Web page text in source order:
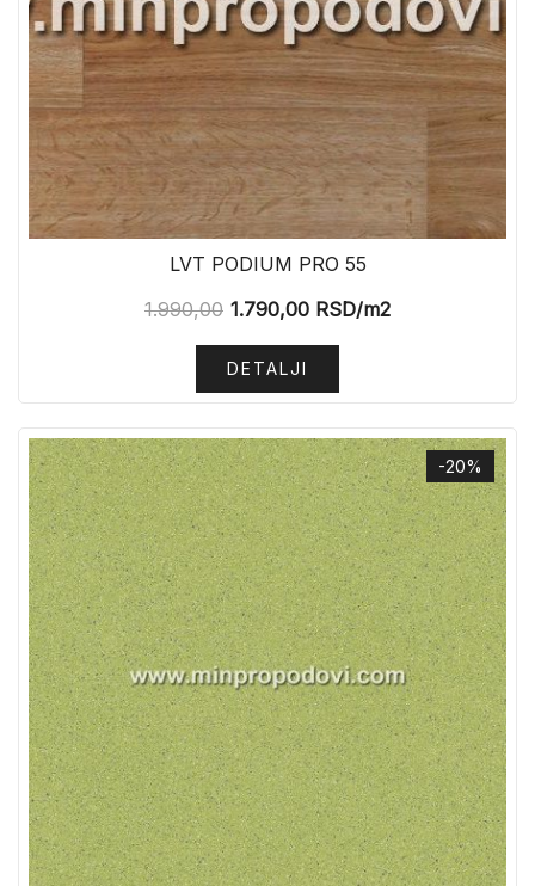
LVT PODIUM PRO 55
1.990,00 1.790,00 RSD/m2
DETALJI
-20%